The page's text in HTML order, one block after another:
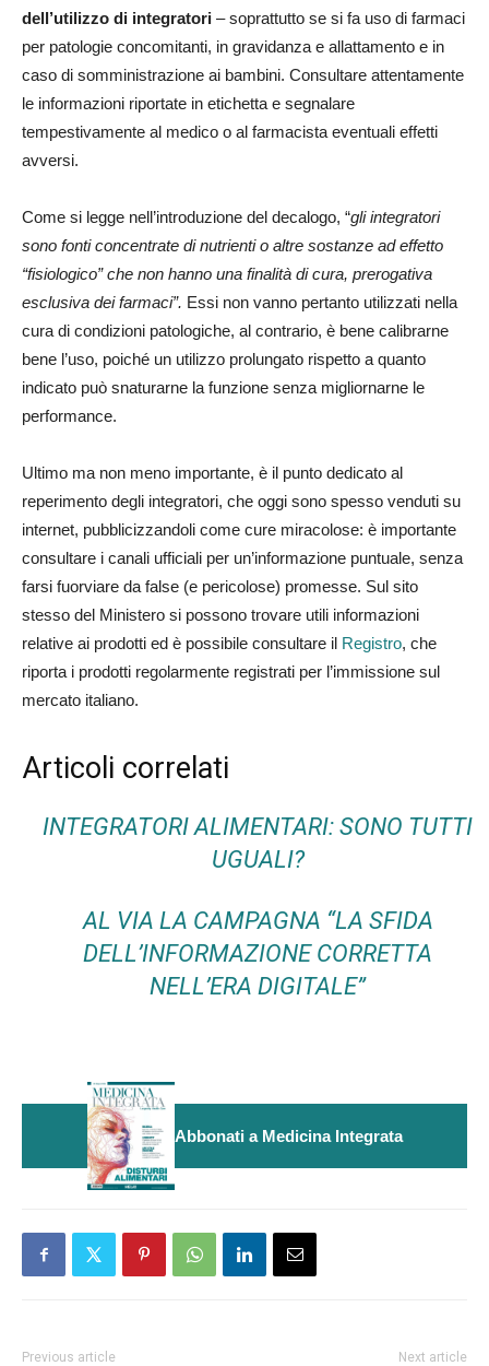
dell’utilizzo di integratori – soprattutto se si fa uso di farmaci
per patologie concomitanti, in gravidanza e allattamento e in
caso di somministrazione ai bambini. Consultare attentamente
le informazioni riportate in etichetta e segnalare
tempestivamente al medico o al farmacista eventuali effetti
avversi.
Come si legge nell’introduzione del decalogo, “gli integratori
sono fonti concentrate di nutrienti o altre sostanze ad effetto
“fisiologico” che non hanno una finalità di cura, prerogativa
esclusiva dei farmaci”. Essi non vanno pertanto utilizzati nella
cura di condizioni patologiche, al contrario, è bene calibrarne
bene l’uso, poiché un utilizzo prolungato rispetto a quanto
indicato può snaturarne la funzione senza migliornarne le
performance.
Ultimo ma non meno importante, è il punto dedicato al
reperimento degli integratori, che oggi sono spesso venduti su
internet, pubblicizzandoli come cure miracolose: è importante
consultare i canali ufficiali per un’informazione puntuale, senza
farsi fuorviare da false (e pericolose) promesse. Sul sito
stesso del Ministero si possono trovare utili informazioni
relative ai prodotti ed è possibile consultare il Registro, che
riporta i prodotti regolarmente registrati per l’immissione sul
mercato italiano.
Articoli correlati
INTEGRATORI ALIMENTARI: SONO TUTTI
UGUALI?
AL VIA LA CAMPAGNA “LA SFIDA
DELL’INFORMAZIONE CORRETTA
NELL’ERA DIGITALE”
Abbonati a Medicina Integrata
Previous article Next article